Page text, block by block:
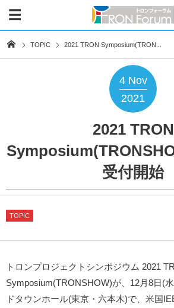
TOPIC 2021 TRON Symposium(TRON...
4 Nov
2021
2021 TRON
受付開始
TOPIC
トロンプロジェクトシンポジウム 2021
Symposium(TRONSHOW)が、12月8日(
ドタウンホール(東京・六本木)で、米国